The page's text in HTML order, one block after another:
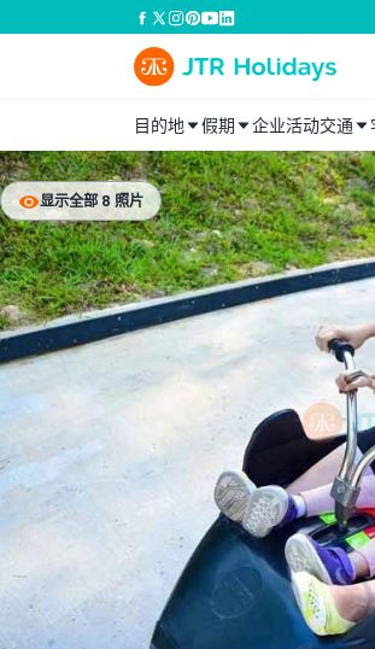
目的地 假期 企业活动交通
显示全部 8 照片